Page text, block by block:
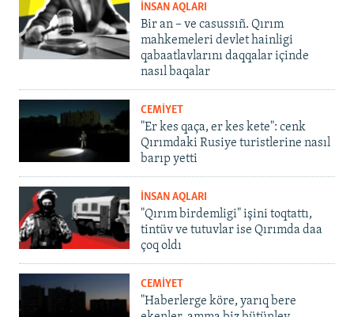
İNSAN AQLARI
Bir an – ve casussıñ. Qırım
mahkemeleri devlet hainligi
qabaatlavlarını daqqalar içinde
nasıl baqalar
CEMİYET
"Er kes qaça, er kes kete": cenk
Qırımdaki Rusiye turistlerine nasıl
barıp yetti
İNSAN AQLARI
"Qırım birdemligi" işini toqtattı,
tintüv ve tutuvlar ise Qırımda daa
çoq oldı
CEMİYET
"Haberlerge köre, yarıq bere